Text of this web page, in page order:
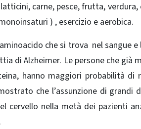
carne, pesce, frutta,
) , esercizio e aerobica.
che si trova nel sangue
di Alzheimer. Le persone che già
hanno maggiori probabilità di
che l’assunzione di grandi
cervello nella metà dei pazienti